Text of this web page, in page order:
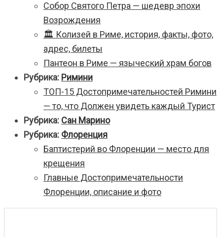
Собор Святого Петра — шедевр эпохи
Возрождения
🏛️ Колизей в Риме, история, факты, фото,
адрес, билеты
Пантеон в Риме — языческий храм богов
Рубрика: Римини
ТОП-15 Достопримечательностей Римини
— то, что Должен увидеть каждый Турист
Рубрика: Сан Марино
Рубрика: Флоренция
Баптистерий во Флоренции — место для
крещения
Главные Достопримечательности
Флоренции, описание и фото